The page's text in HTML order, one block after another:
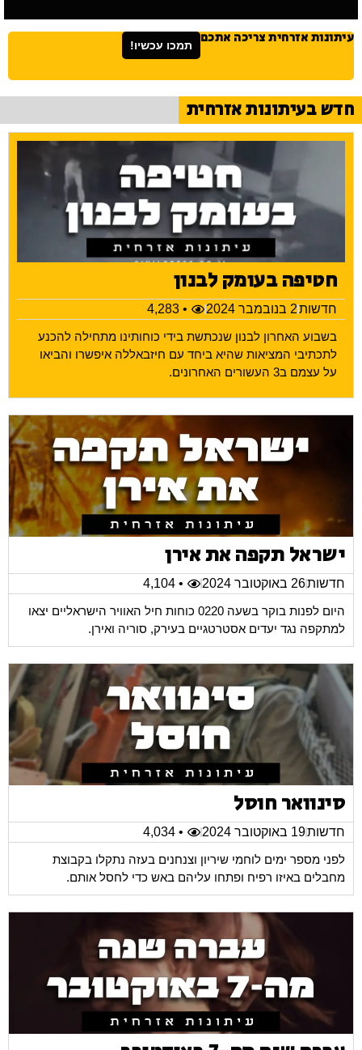
עיתונות אזרחית צריכה אתכם תמכו עכשיו!
חדש בעיתונות אזרחית
חטיפה בעומק לבנון
חדשות2 בנובמבר 2024
• 4,283
בשבוע האחרון לבנון שנכתשת בידי כוחותינו מתחילה להכנע
לתכתיבי המציאות שהיא ביחד עם חיזבאללה איפשרו והביאו
על עצמם ב3 העשורים האחרונים.
ישראל תקפה את אירן
חדשות26 באוקטובר 2024
• 4,104
היום לפנות בוקר בשעה 0220 כוחות חיל האוויר הישראליים יצאו
למתקפה נגד יעדים אסטרטגיים בעירק, סוריה ואירן.
סינוואר חוסל
חדשות19 באוקטובר 2024
• 4,034
לפני מספר ימים לוחמי שיריון וצנחנים בעזה נתקלו בקבוצת
מחבלים באיזו רפיח ופתחו עליהם באש כדי לחסל אותם.